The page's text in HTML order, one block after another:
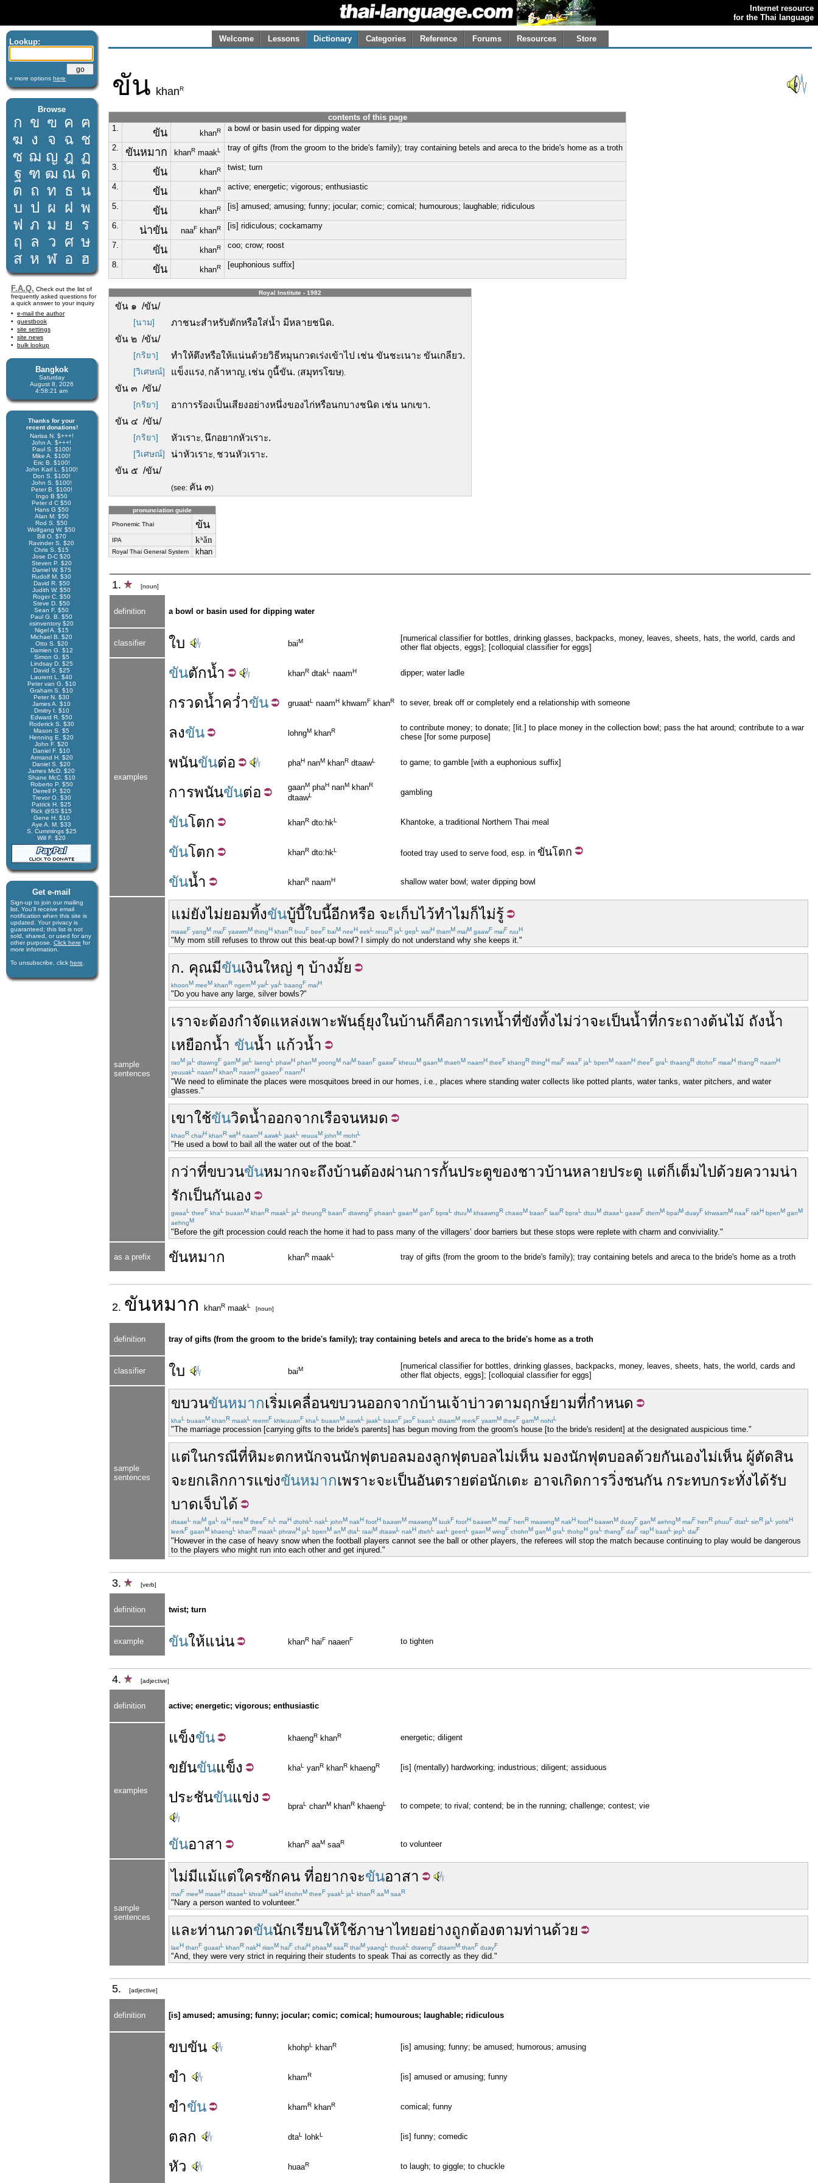
Internet resource
for the Thai language
Lookup:
» more options here
Browse
ก ข ฃ ค ฅ
ฆ ง จ ฉ ช
ซ ฌ ญ ฎ ฏ
ฐ ฑ ฒ ณ ด
ต ถ ท ธ น
บ ป ผ ฝ พ
ฟ ภ ม ย
ร
ฤ
ล ว ศ ษ
ส ห ฬ อ ฮ
F.A.Q. Check out the list of
frequently asked questions for
a quick answer to your inquiry
e-mail the author
guestbook
site settings
site news
bulk lookup
Bangkok
Saturday
August 8, 2026
4:58:21 am
Thanks for your
recent donations!
Narisa N. $+++!
John A. $+++!
Paul S. $100!
Mike A. $100!
Eric B. $100!
John Karl L. $100!
Don S. $100!
John S. $100!
Peter B. $100!
Ingo B $50
Peter d C $50
Hans G $50
Alan M. $50
Rod S. $50
Wolfgang W. $50
Bill O. $70
Ravinder S. $20
Chris S. $15
Jose D-C $20
Steven P. $20
Daniel W. $75
Rudolf M. $30
David R. $50
Judith W. $50
Roger C. $50
Steve D. $50
Sean F. $50
Paul G. B. $50
xsinventory $20
Nigel A. $15
Michael B. $20
Otto S. $20
Damien G. $12
Simon G. $5
Lindsay D. $25
David S. $25
Laurent L. $40
Peter van G. $10
Graham S. $10
Peter N. $30
James A. $10
Dmitry I. $10
Edward R. $50
Roderick S. $30
Mason S. $5
Henning E. $20
John F. $20
Daniel F. $10
Armand H. $20
Daniel S. $20
James McD. $20
Shane McC. $10
Roberto P. $50
Derrell P. $20
Trevor O. $30
Patrick H. $25
Rick @SS $15
Gene H. $10
Aye A. M. $33
S. Cummings $25
Will F. $20
Get e-mail
Sign-up to join our mail­ing
list. You'll receive e­mail
notification when this site is
updated. Your privacy is
guaran­teed; this list is not
sold, shared, or used for any
other purpose. Click here for
more infor­mation.
To unsubscribe, click here
Welcome Lessons Dictionary Categories Reference Forums Resources Store
ขัน khanR
contents of this page
1.
ขัน khanR a bowl or basin used for dipping water
2. ขันหมาก khanR maakL tray of gifts (from the groom to the bride's family); tray containing betels and areca to the bride's home as a troth
3. ขัน khanR twist; turn
4. ขัน khanR active; energetic; vigorous; enthusiastic
5. ขัน khanR [is] amused; amusing; funny; jocular; comic; comical; humourous; laughable; ridiculous
6. น่าขัน naaF khanR [is] ridiculous; cockamamy
7. ขัน khanR coo; crow; roost
8. ขัน khanR [euphonious suffix]
Royal Institute - 1982
ขัน ๑ /ขัน/
[นาม]
ภาชนะสำหรับตักหรือใส่น้ำ มีหลายชนิด.
ขัน ๒ /ขัน/
[กริยา] ทำให้ตึงหรือให้แน่นด้วยวิธีหมุนกวดเร่งเข้าไป เช่น ขันชะเนาะ ขันเกลียว.
[วิเศษณ์] แข็งแรง, กล้าหาญ, เช่น กูนี้ขัน. (สมุทรโฆษ).
ขัน ๓ /ขัน/
[กริยา]
อาการร้องเป็นเสียงอย่างหนึ่งของไก่หรือนกบางชนิด เช่น นกเขา.
ขัน ๔ /ขัน/
[กริยา] หัวเราะ, นึกอยากหัวเราะ.
[วิเศษณ์] น่าหัวเราะ, ชวนหัวเราะ.
ขัน ๕ /ขัน/
(see: คัน ๓)
pronunciation guide
Phonemic Thai ขัน
IPA kʰǎn
Royal Thai General System khan
1. [noun]
definition a bowl or basin used for dipping water
classifier ใบ baiM
[numerical classifier for bottles, drinking glasses, backpacks, money, leaves, sheets, hats, the world, cards and
other flat objects, eggs]; [colloquial classifier for eggs]
examples
ขันตักน้ำ khanR dtakL naamH dipper; water ladle
กรวดน้ำคว่ำขัน gruaatL naamH khwamF khanR to sever, break off or completely end a relationship with someone
ลงขัน lohngM khanR
to contribute money; to donate; [lit.] to place money in the collection bowl; pass the hat around; contribute to a war
chese [for some purpose]
พนันขันต่อ phaH nanM khanR dtaawL to game; to gamble [with a euphonious suffix]
การพนันขันต่อ gaanM phaH nanM khanR
dtaawL gambling
ขันโตก khanR dto:hkL Khantoke, a traditional Northern Thai meal
ขันโตก khanR dto:hkL footed tray used to serve food, esp. in ขันโตก
ขันน้ำ khanR naamH shallow water bowl; water dipping bowl
sample
sentences
แม่ยังไม่ยอมทิ้งขันบู้บี้ใบนี้อีกหรือ จะเก็บไว้ทำไมก็ไม่รู้
maaeF yangM maiF yaawmM thingH khanR buuF beeF baiM neeH eekL reuuR jaL gepL waiH thamM maiM gaawF maiF ruuH
"My mom still refuses to throw out this beat-up bowl? I simply do not understand why she keeps it."
ก. คุณมีขันเงินใหญ่ ๆ บ้างมั้ย
khoonM meeM khanR ngernM yaiL yaiL baangF maiH
"Do you have any large, silver bowls?"
เราจะต้องกำจัดแหล่งเพาะพันธุ์ยุงในบ้านก็คือการเทน้ำที่ขังทิ้งไม่ว่าจะเป็นน้ำที่กระถางต้นไม้ ถังน้ำ
เหยือกน้ำ ขันน้ำ แก้วน้ำ
raoM jaL dtawngF gamM jatL laengL phawH phanM yoongM naiM baanF gaawF kheuuM gaanM thaehM naamH theeF khangR thingH maiF waaF jaL bpenM naamH theeF graL thaangR dtohnF maaiH thangR naamH
yeuuakL naamH khanR naamH gaaeoF naamH
"We need to eliminate the places were mosquitoes breed in our homes, i.e., places where standing water collects like potted plants, water tanks, water pitchers, and water
glasses."
เขาใช้ขันวิดน้ำออกจากเรือจนหมด
khaoR chaiH khanR witH naamH aawkL jaakL reuuaM johnM mohtL
"He used a bowl to bail all the water out of the boat."
กว่าที่ขบวนขันหมากจะถึงบ้านต้องผ่านการกั้นประตูของชาวบ้านหลายประตู แต่ก็เต็มไปด้วยความน่า
รักเป็นกันเอง
gwaaL theeF khaL buaanM khanR maakL jaL theungR baanF dtawngF phaanL gaanM ganF bpraL dtuuM khaawngR chaaoM baanF laaiR bpraL dtuuM dtaaeL gaawF dtemM bpaiM duayF khwaamM naaF rakH bpenM ganM
aehngM
"Before the gift procession could reach the home it had to pass many of the villagers’ door barriers but these stops were replete with charm and conviviality."
as a prefix ขันหมาก khanR maakL tray of gifts (from the groom to the bride's family); tray containing betels and areca to the bride's home as a troth
2. ขันหมาก khanR maakL [noun]
definition tray of gifts (from the groom to the bride's family); tray containing betels and areca to the bride's home as a troth
classifier ใบ baiM
[numerical classifier for bottles, drinking glasses, backpacks, money, leaves, sheets, hats, the world, cards and
other flat objects, eggs]; [colloquial classifier for eggs]
sample
sentences
ขบวนขันหมากเริ่มเคลื่อนขบวนออกจากบ้านเจ้าบ่าวตามฤกษ์ยามที่กำหนด
khaL buaanM khanR maakL reermF khleuuanF khaL buaanM aawkL jaakL baanF jaoF baaoL dtaamM reerkF yaamM theeF gamM nohtL
"The marriage procession [carrying gifts to the bride's parents] has begun moving from the groom's house [to the bride's resident] at the designated auspicious time."
แต่ในกรณีที่หิมะตกหนักจนนักฟุตบอลมองลูกฟุตบอลไม่เห็น มองนักฟุตบอลด้วยกันเองไม่เห็น ผู้ตัดสิน
จะยกเลิกการแข่งขันหมากเพราะจะเป็นอันตรายต่อนักเตะ อาจเกิดการวิ่งชนกัน กระทบกระทั่งได้รับ
บาดเจ็บได้
dtaaeL naiM gaL raH neeM theeF hiL maH dtohkL nakL johnM nakH footH baawnM maawngM luukF footH baawnM maiF henR maawngM nakH footH baawnM duayF ganM aehngM maiF henR phuuF dtatL sinR jaL yohkH
leerkF gaanM khaengL khanR maakL phrawH jaL bpenM anM dtaL raaiM dtaawL nakH dtehL aatL geertL gaanM wingF chohnM ganM graL thohpH graL thangF daiF rapH baatL jepL daiF
"However in the case of heavy snow when the football players cannot see the ball or other players, the referees will stop the match because continuing to play would be dangerous
to the players who might run into each other and get injured."
3. [verb]
definition twist; turn
example ขันให้แน่น khanR haiF naaenF to tighten
4. [adjective]
definition active; energetic; vigorous; enthusiastic
examples
แข็งขัน khaengR khanR energetic; diligent
ขยันขันแข็ง khaL yanR khanR khaengR [is] (mentally) hardworking; industrious; diligent; assiduous
ประชันขันแข่ง
bpraL chanM khanR khaengL to compete; to rival; contend; be in the running; challenge; contest; vie
ขันอาสา khanR aaM saaR to volunteer
sample
sentences
ไม่มีแม้แต่ใครซักคน ที่อยากจะขันอาสา
maiF meeM maaeH dtaaeL khraiM sakH khohnM theeF yaakL jaL khanR aaM saaR
"Nary a person wanted to volunteer."
และท่านกวดขันนักเรียนให้ใช้ภาษาไทยอย่างถูกต้องตามท่านด้วย
laeH thanF guaatL khanR nakH riianM haiF chaiH phaaM saaR thaiM yaangL thuukL dtawngF dtaamM thanF duayF
"And, they were very strict in requiring their students to speak Thai as correctly as they did."
5. [adjective]
definition [is] amused; amusing; funny; jocular; comic; comical; humourous; laughable; ridiculous
ขบขัน khohpL khanR [is] amusing; funny; be amused; humorous; amusing
ขำ khamR [is] amused or amusing; funny
ขำขัน khamR khanR comical; funny
ตลก dtaL lohkL [is] funny; comedic
หัว huaaR to laugh; to giggle; to chuckle